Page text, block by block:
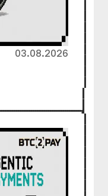
03.08.2026